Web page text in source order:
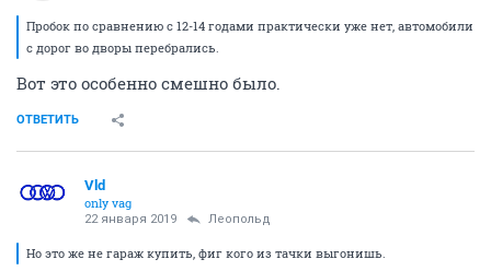
Пробок по сравнению с 12-14 годами практически уже нет, автомобили
с дорог во дворы перебрались.
Вот это особенно смешно было.
ОТВЕТИТЬ
Vld
only vag
22 января 2019 Леопольд
Но это же не гараж купить, фиг кого из тачки выгонишь.